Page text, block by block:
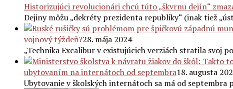
Historizujúci revolucionári chcú túto „škvrnu dejín“
Dejiny môžu „dekréty prezidenta republiky“ (inak tiež
vojnový týždeň?28. mája 2024
„Technika Excalibur v existujúcich verziách stratila svoj
ubytovaním na internátoch od septembra18. augusta
Ubytovanie v školských internátoch sa má od septembra